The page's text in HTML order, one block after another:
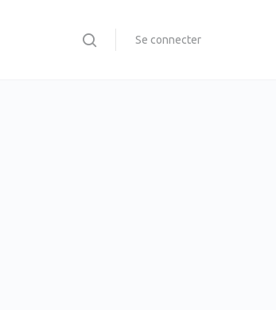
Se connecter